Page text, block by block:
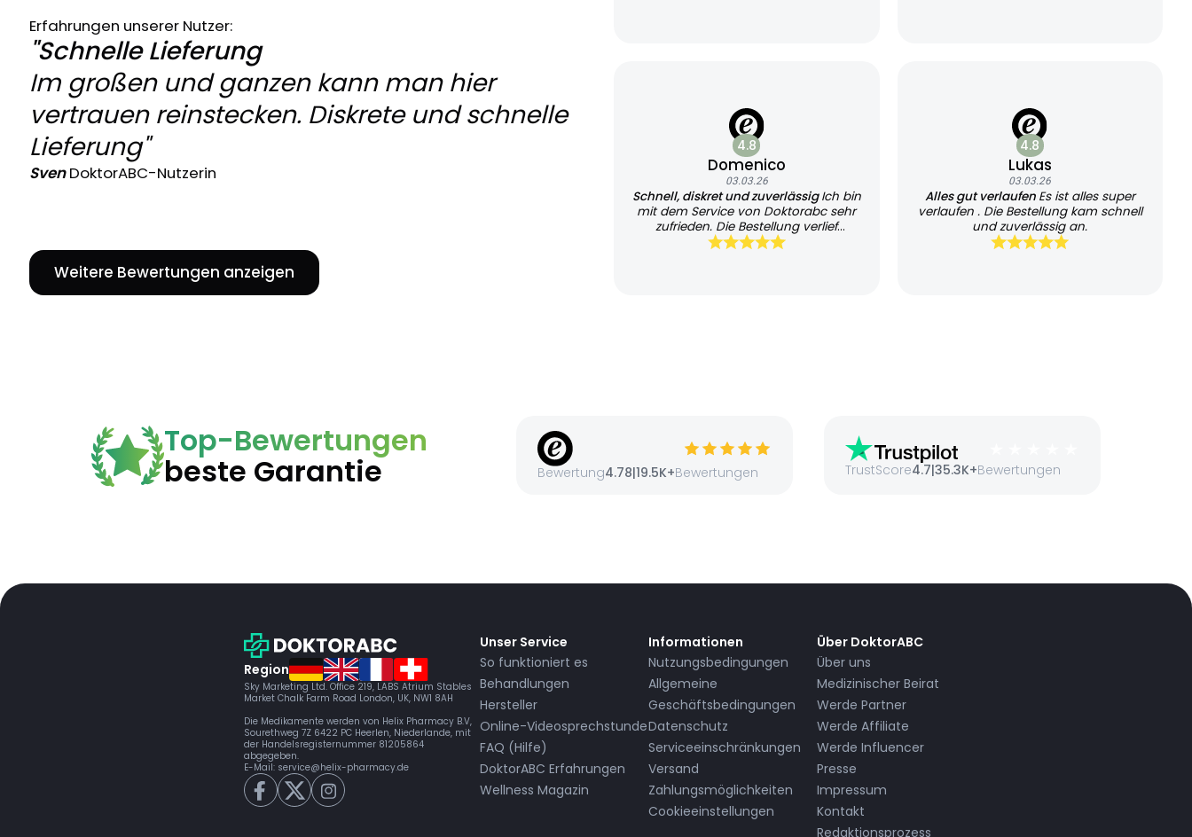
Erfahrungen unserer Nutzer:
"Schnelle Lieferung
Im großen und ganzen kann man hier
vertrauen reinstecken. Diskrete und schnelle
Lieferung"
SvenDoktorABC-Nutzerin
Weitere Bewertungen anzeigen
4.8
Domenico
03.03.26
Schnell, diskret und zuverlässigIch bin
mit dem Service von Doktorabc sehr
zufrieden. Die Bestellung verlief
unkompliziert und übersichtlich.
4.8
Lukas
03.03.26
Alles gut verlaufen Es ist alles super
verlaufen . Die Bestellung kam schnell
und zuverlässig an.
Top-Bewertungen
beste Garantie Bewertung4.78|19.5K+Bewertungen TrustScore4.7|35.3K+Bewertungen
Region
Sky Marketing Ltd. Office 219, LABS Atrium Stables
Market Chalk Farm Road London, UK, NW1 8AH
Die Medikamente werden von Helix Pharmacy B.V,
Sourethweg 7Z 6422 PC Heerlen, Niederlande, mit
der Handelsregisternummer 81205864
abgegeben.
E-Mail: service@helix-pharmacy.de
Unser Service
So funktioniert es
Behandlungen
Hersteller
Online-Videosprechstunde
FAQ (Hilfe)
DoktorABC Erfahrungen
Wellness Magazin
Informationen
Nutzungsbedingungen
Allgemeine
Geschäftsbedingungen
Datenschutz
Serviceeinschränkungen
Versand
Zahlungsmöglichkeiten
Cookieeinstellungen
Über DoktorABC
Über uns
Medizinischer Beirat
Werde Partner
Werde Affiliate
Werde Influencer
Presse
Impressum
Kontakt
Redaktionsprozess